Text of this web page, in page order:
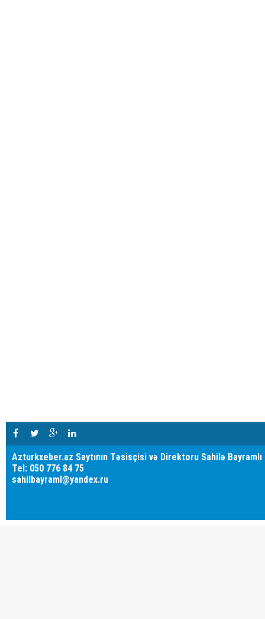
Azturkxeber.az Saytının Təsisçisi və Direktoru Sahilə Bayramlı
Tel: 050 776 84 75
sahilbayraml@yandex.ru